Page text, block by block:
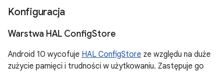
Konfiguracja
Warstwa HAL ConfigStore
Android 10 wycofuje HAL ConfigStore ze względu na duże
zużycie pamięci i trudności w użytkowaniu. Zastępuje go